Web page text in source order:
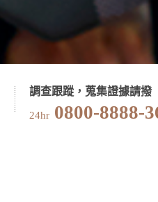
調查跟蹤，蒐集證據請撥
24hr0800-8888-